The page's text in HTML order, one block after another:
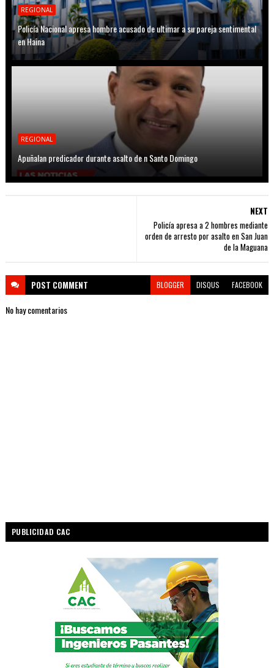
REGIONAL
Policía Nacional apresa hombre acusado de ultimar a su pareja sentimental
en Haina
REGIONAL
Apuñalan predicador durante asalto de n Santo Domingo
NEXT
Policía apresa a 2 hombres mediante
orden de arresto por asalto en San Juan
de la Maguana
POST COMMENT BLOGGER DISQUS FACEBOOK
No hay comentarios
PUBLICIDAD CAC